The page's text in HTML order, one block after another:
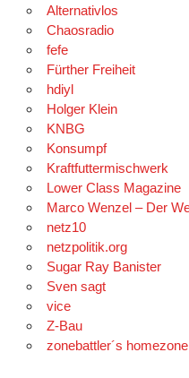
Alternativlos
Chaosradio
fefe
Fürther Freiheit
hdiyl
Holger Klein
KNBG
Konsumpf
Kraftfuttermischwerk
Lower Class Magazine
Marco Wenzel – Der
netz10
netzpolitik.org
Sugar Ray Banister
Sven sagt
vice
Z-Bau
zonebattler´s homezone